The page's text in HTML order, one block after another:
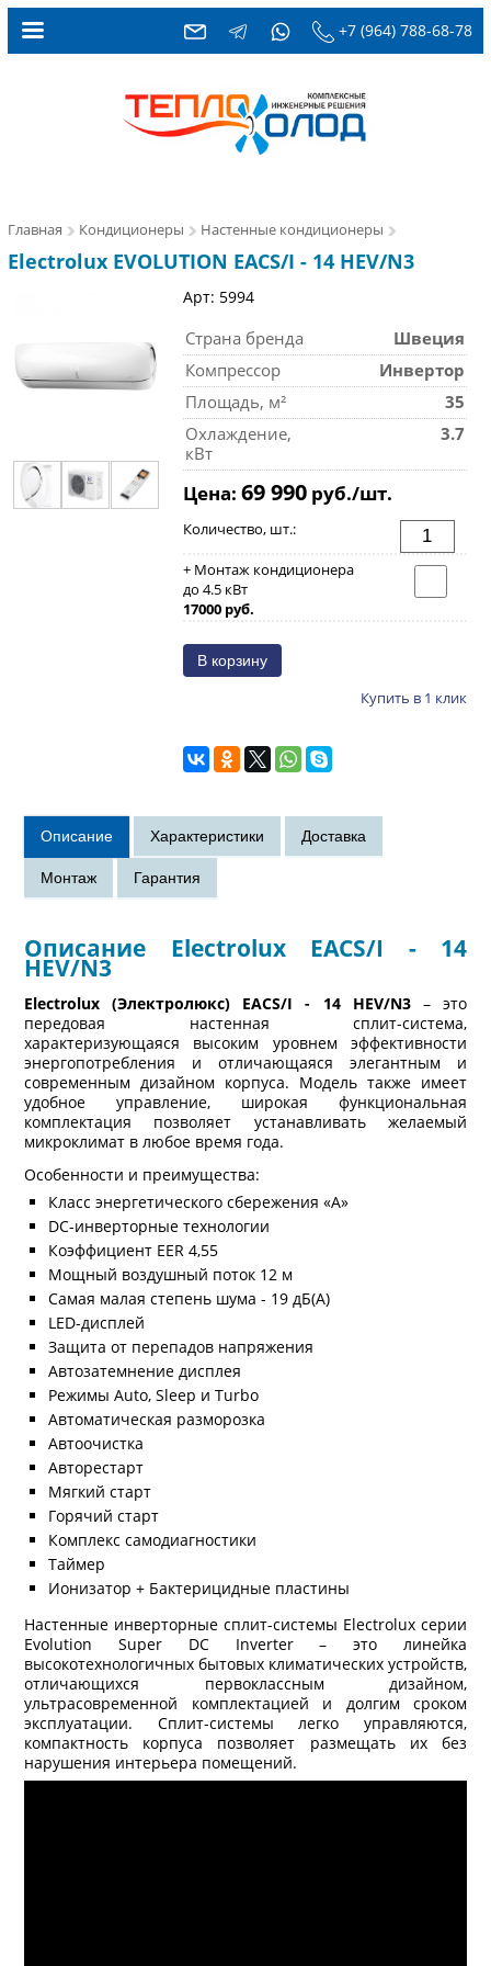
+7 (964) 788-68-78
Главная Кондиционеры Настенные кондиционеры
Electrolux EVOLUTION EACS/I - 14 HEV/N3
Арт: 5994
Страна бренда
Швеция
Компрессор
Инвертор
Площадь, м²
35
Охлаждение,
кВт
3.7
Цена: 69 990руб./шт.
Количество, шт.:
+ Монтаж кондиционера
до 4.5 кВт
17000 руб.
Купить в 1 клик
Описание Electrolux EACS/I - 14
HEV/N3
Electrolux (Электролюкс) EACS/I - 14 HEV/N3– это
передовая настенная сплит-система,
характеризующаяся высоким уровнем эффективности
энергопотребления и отличающаяся элегантным и
современным дизайном корпуса. Модель также имеет
удобное управление, широкая функциональная
комплектация позволяет устанавливать желаемый
микроклимат в любое время года.
Особенности и преимущества:
Класс энергетического сбережения «A»
DC-инверторные технологии
Коэффициент EER 4,55
Мощный воздушный поток 12 м
Самая малая степень шума - 19 дБ(А)
LED-дисплей
Защита от перепадов напряжения
Автозатемнение дисплея
Режимы Auto, Sleep и Turbo
Автоматическая разморозка
Автоочистка
Авторестарт
Мягкий старт
Горячий старт
Комплекс самодиагностики
Таймер
Ионизатор + Бактерицидные пластины
Настенные инверторные сплит-системы Electrolux серии
Evolution Super DC Inverter – это линейка
высокотехнологичных бытовых климатических устройств,
отличающихся первоклассным дизайном,
ультрасовременной комплектацией и долгим сроком
эксплуатации. Сплит-системы легко управляются,
компактность корпуса позволяет размещать их без
нарушения интерьера помещений.